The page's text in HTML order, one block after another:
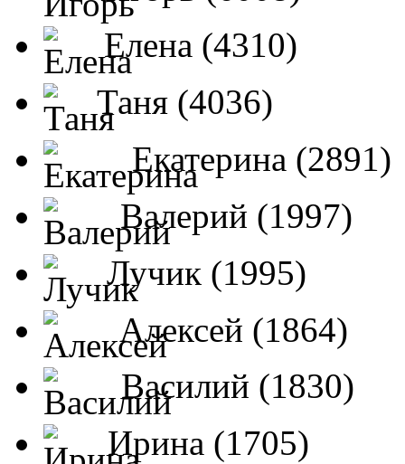
Елена (4310)
Таня (4036)
Екатерина (2891)
Валерий (1997)
Лучик (1995)
Алексей (1864)
Василий (1830)
Ирина (1705)